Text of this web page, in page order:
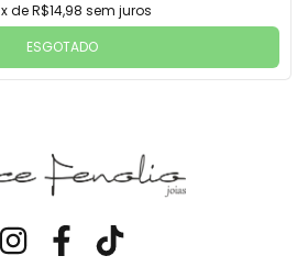
x deR$14,98 sem juros
ESGOTADO